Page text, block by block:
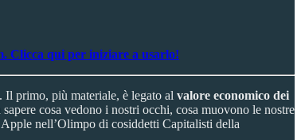
Clicca qui per iniziare a usarlo!
primo, più materiale, è legato al valore economico dei
cosa vedono i nostri occhi, cosa muovono le nostre
nell’Olimpo di cosiddetti Capitalisti della